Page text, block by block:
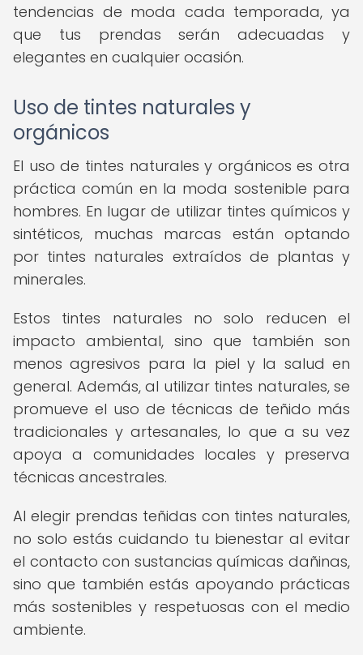
tendencias de moda cada temporada, ya
que tus prendas serán adecuadas y
elegantes en cualquier ocasión.
Uso de tintes naturales y
orgánicos
El uso de tintes naturales y orgánicos es otra
práctica común en la moda sostenible para
hombres. En lugar de utilizar tintes químicos y
sintéticos, muchas marcas están optando
por tintes naturales extraídos de plantas y
minerales.
Estos tintes naturales no solo reducen el
impacto ambiental, sino que también son
menos agresivos para la piel y la salud en
general. Además, al utilizar tintes naturales, se
promueve el uso de técnicas de teñido más
tradicionales y artesanales, lo que a su vez
apoya a comunidades locales y preserva
técnicas ancestrales.
Al elegir prendas teñidas con tintes naturales,
no solo estás cuidando tu bienestar al evitar
el contacto con sustancias químicas dañinas,
sino que también estás apoyando prácticas
más sostenibles y respetuosas con el medio
ambiente.